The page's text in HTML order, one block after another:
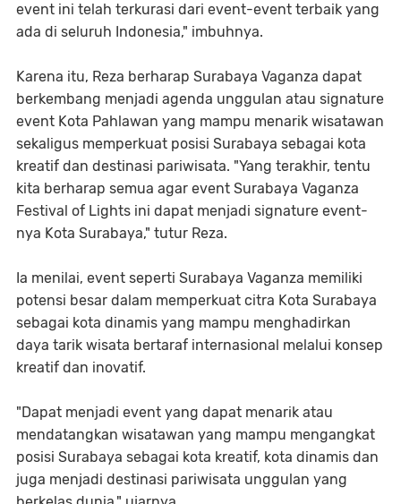
event ini telah terkurasi dari event-event terbaik yang
ada di seluruh Indonesia," imbuhnya.
Karena itu, Reza berharap Surabaya Vaganza dapat
berkembang menjadi agenda unggulan atau signature
event Kota Pahlawan yang mampu menarik wisatawan
sekaligus memperkuat posisi Surabaya sebagai kota
kreatif dan destinasi pariwisata. "Yang terakhir, tentu
kita berharap semua agar event Surabaya Vaganza
Festival of Lights ini dapat menjadi signature event-
nya Kota Surabaya," tutur Reza.
Ia menilai, event seperti Surabaya Vaganza memiliki
potensi besar dalam memperkuat citra Kota Surabaya
sebagai kota dinamis yang mampu menghadirkan
daya tarik wisata bertaraf internasional melalui konsep
kreatif dan inovatif.
"Dapat menjadi event yang dapat menarik atau
mendatangkan wisatawan yang mampu mengangkat
posisi Surabaya sebagai kota kreatif, kota dinamis dan
juga menjadi destinasi pariwisata unggulan yang